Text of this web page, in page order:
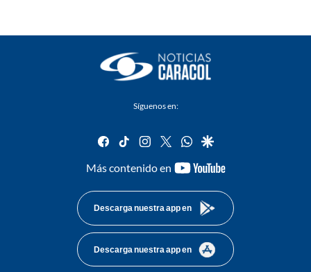
Síguenos en:
facebook
tiktok instagram
twitterwhatsapp
google
Más contenido en
youtube-
Descarga nuestra app en
Descarga nuestra app en